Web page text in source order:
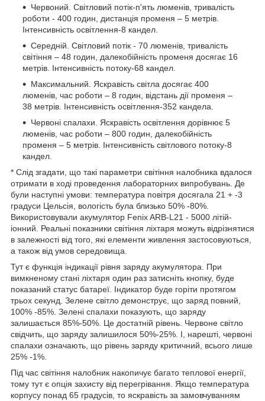
Червоний. Світловий потік-п'ять люменів, тривалість
роботи - 400 годин, дистанція променя – 5 метрів.
Інтенсивність освітлення-8 кандел.
Середній. Світловий потік - 70 люменів, тривалість
світіння – 48 годин, далекобійність променя досягає 16
метрів. Інтенсивність потоку-68 кандел.
Максимальний. Яскравість світла досягає 400
люменів, час роботи – 8 годин, відстань дії променя –
38 метрів. Інтенсивність освітлення-352 кандела.
Червоні спалахи. Яскравість освітлення дорівнює 5
люменів, час роботи – 800 годин, далекобійність
променя – 5 метрів. Інтенсивність світлового потоку-8
кандел.
* Слід згадати, що такі параметри світіння налобника вдалося
отримати в ході проведення лабораторних випробувань. Де
були наступні умови: температура повітря досягала 21 + -3
градуси Цельсія, вологість була близько 50% -80%.
Використовували акумулятор Fenix ARB-L21 - 5000 літій-
іонний. Реальні показники світіння ліхтаря можуть відрізнятися
в залежності від того, які елементи живлення застосовуються,
а також від умов середовища.
Тут є функція індикації рівня заряду акумулятора. При
вимкненому стані ліхтаря один раз затисніть кнопку, буде
показаний статус батареї. Індикатор буде горіти протягом
трьох секунд. Зелене світло демонструє, що заряд повний,
100% -85%. Зелені спалахи показують, що заряду
залишається 85%-50%. Це достатній рівень. Червоне світло
свідчить, що заряду залишилося 50%-25%. І, нарешті, червоні
спалахи означають, що рівень заряду критичний, всього лише
25% -1%.
Під час світіння налобник накопичує багато теплової енергії,
тому тут є опція захисту від перегрівання. Якщо температура
корпусу понад 65 градусів, то яскравість за замовчуванням